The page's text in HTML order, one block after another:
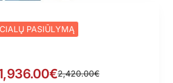
PASIŪLYMĄ
2,420.00€